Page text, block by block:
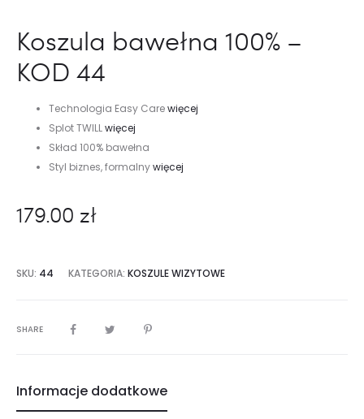
Koszula bawełna 100% –
KOD 44
Technologia Easy Carewięcej
Splot TWILLwięcej
Skład 100% bawełna
Styl biznes, formalnywięcej
179.00 zł
SKU: 44 KATEGORIA: KOSZULE WIZYTOWE
SHARE
Informacje dodatkowe